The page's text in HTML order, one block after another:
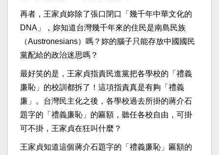
再者，王家貞妳除了張口閉口「幾千年中華文化的
DNA」，妳知道台灣幾千年來的住民是南島民族
（Austronesians）嗎？妳的腦子只能存放中國國民
黨配給的政治迷思嗎？
最好笑的是，王家貞指責民進黨把各學校的「禮義
廉恥」的校訓都拆了！這項指責真是有夠「禮義
廉」。台灣民主化之後，各學校過去所掛的蔣介石
題字的「禮義廉恥」的匾額，聽任各校自由，可掛
可不掛，王家貞在狂叫什麼？
王家貞知道這個蔣介石題字的「禮義廉恥」匾額的